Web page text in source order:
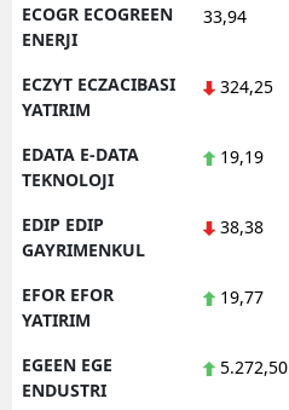
ECOGR ECOGREEN
ENERJI
33,94
ECZYT ECZACIBASI
YATIRIM
324,25
EDATA E-DATA
TEKNOLOJI
19,19
EDIP EDIP
GAYRIMENKUL
38,38
EFOR EFOR
YATIRIM
19,77
EGEEN EGE
ENDUSTRI
5.272,50